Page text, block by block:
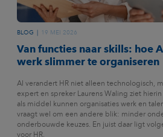
BLOG 19 MEI 2026
Van functies naar skills: hoe
werk slimmer te organiseren
AI verandert HR niet alleen technologisch,
expert en spreker Laurens Waling ziet
als middel kunnen organisaties werk en
vraagt wel om een andere blik: minder
onderbouwde keuzes. En juist daar ligt
voor HR.